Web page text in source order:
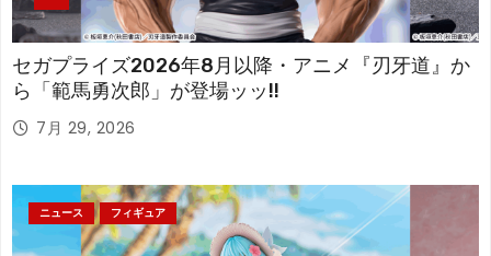
セガプライズ2026年8月以降・アニメ『刃牙道』か
ら「範馬勇次郎」が登場ッッ!!
7月 29, 2026
ニュース フィギュア